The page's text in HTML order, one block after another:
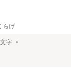
らげ
文字